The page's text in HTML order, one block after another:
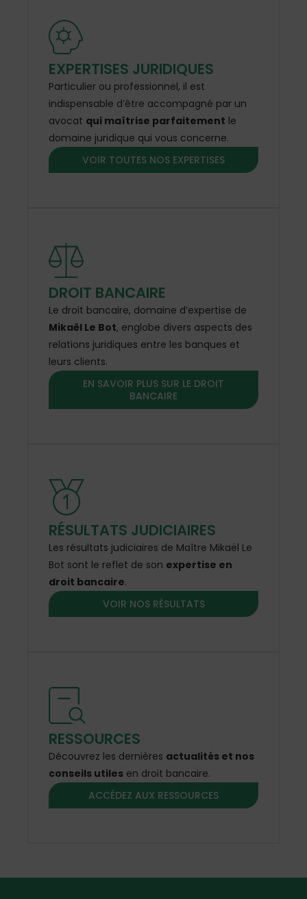
EXPERTISES JURIDIQUES
Particulier ou professionnel, il est
indispensable d’être accompagné par un
avocat qui maîtrise parfaitement le
domaine juridique qui vous concerne.
VOIR TOUTES NOS EXPERTISES
DROIT BANCAIRE
Le droit bancaire, domaine d’expertise de
Mikaël Le Bot, englobe divers aspects des
relations juridiques entre les banques et
leurs clients.
EN SAVOIR PLUS SUR LE DROIT
BANCAIRE
RÉSULTATS JUDICIAIRES
Les résultats judiciaires de Maître Mikaël Le
Bot sont le reflet de son expertise en
droit bancaire.
VOIR NOS RÉSULTATS
RESSOURCES
Découvrez les dernières actualités et nos
conseils utiles en droit bancaire.
ACCÉDEZ AUX RESSOURCES